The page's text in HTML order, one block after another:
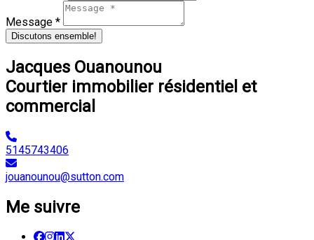
Message *
Discutons ensemble!
Jacques Ouanounou
Courtier immobilier résidentiel et
commercial
5145743406
jouanounou@sutton.com
Me suivre